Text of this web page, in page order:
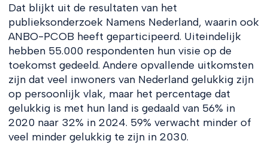
Dat blijkt uit de resultaten van het
publieksonderzoek Namens Nederland, waarin ook
ANBO-PCOB heeft geparticipeerd. Uiteindelijk
hebben 55.000 respondenten hun visie op de
toekomst gedeeld. Andere opvallende uitkomsten
zijn dat veel inwoners van Nederland gelukkig zijn
op persoonlijk vlak, maar het percentage dat
gelukkig is met hun land is gedaald van 56% in
2020 naar 32% in 2024. 59% verwacht minder of
veel minder gelukkig te zijn in 2030.